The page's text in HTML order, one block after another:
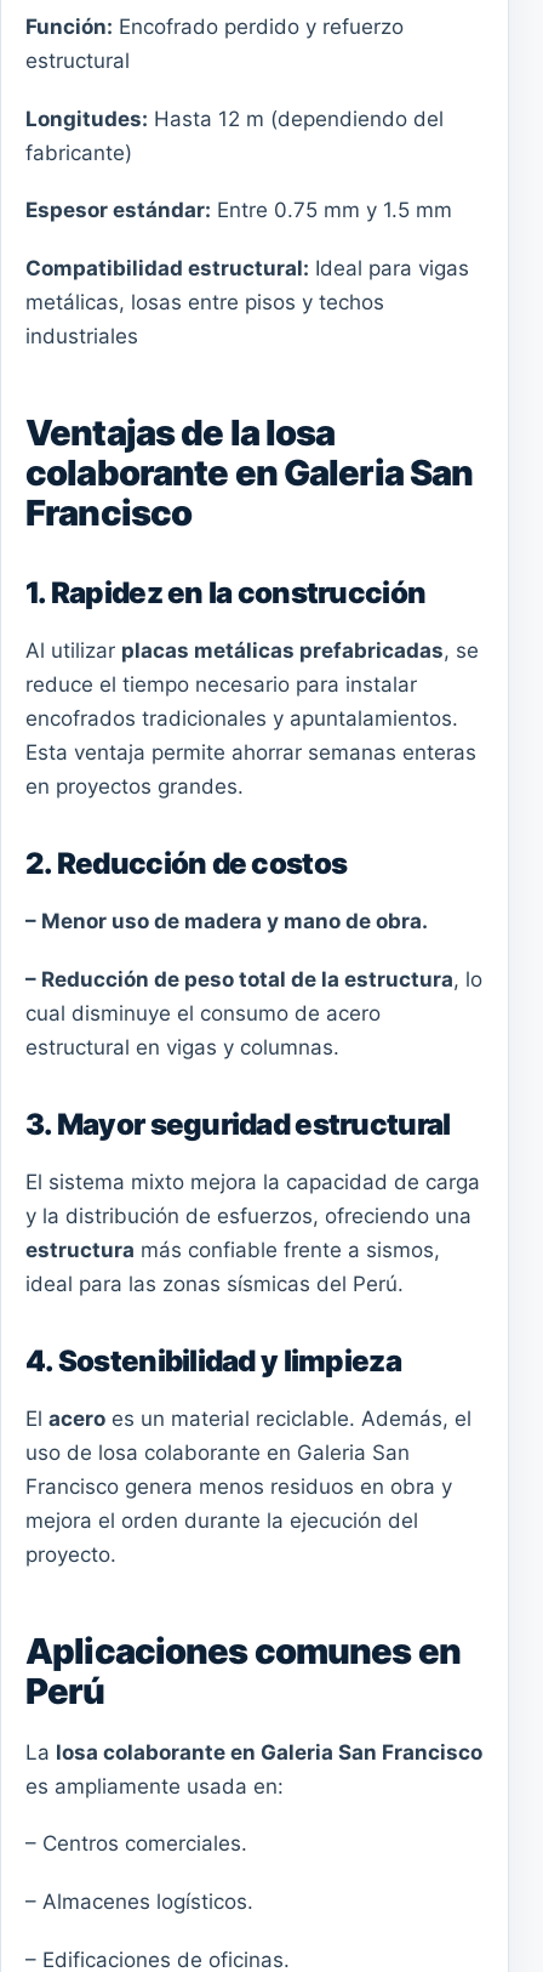
Función: Encofrado perdido y refuerzo
estructural
Longitudes: Hasta 12 m (dependiendo del
fabricante)
Espesor estándar: Entre 0.75 mm y 1.5 mm
Compatibilidad estructural: Ideal para vigas
metálicas, losas entre pisos y techos
industriales
Ventajas de la losa
colaborante en Galeria San
Francisco
1. Rapidez en la construcción
Al utilizar placas metálicas prefabricadas, se
reduce el tiempo necesario para instalar
encofrados tradicionales y apuntalamientos.
Esta ventaja permite ahorrar semanas enteras
en proyectos grandes.
2. Reducción de costos
– Menor uso de madera y mano de obra.
– Reducción de peso total de la estructura, lo
cual disminuye el consumo de acero
estructural en vigas y columnas.
3. Mayor seguridad estructural
El sistema mixto mejora la capacidad de carga
y la distribución de esfuerzos, ofreciendo una
estructura más confiable frente a sismos,
ideal para las zonas sísmicas del Perú.
4. Sostenibilidad y limpieza
El acero es un material reciclable. Además, el
uso de losa colaborante en Galeria San
Francisco genera menos residuos en obra y
mejora el orden durante la ejecución del
proyecto.
Aplicaciones comunes en
Perú
La losa colaborante en Galeria San Francisco
es ampliamente usada en:
– Centros comerciales.
– Almacenes logísticos.
– Edificaciones de oficinas.